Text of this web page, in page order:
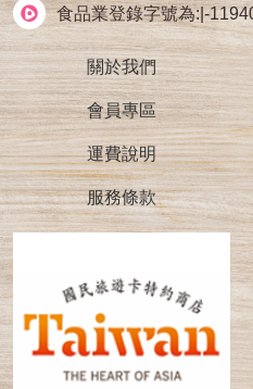
食品業登錄字號為:|-
關於我們
會員專區
運費說明
服務條款